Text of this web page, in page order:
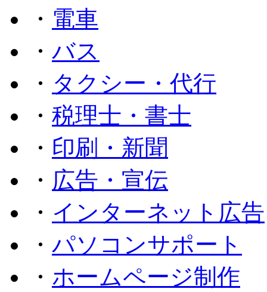
・ 電車
・ バス
・ タクシー・代行
・ 税理士・書士
・ 印刷・新聞
・ 広告・宣伝
・ インターネット広告
・ パソコンサポート
・ ホームページ制作